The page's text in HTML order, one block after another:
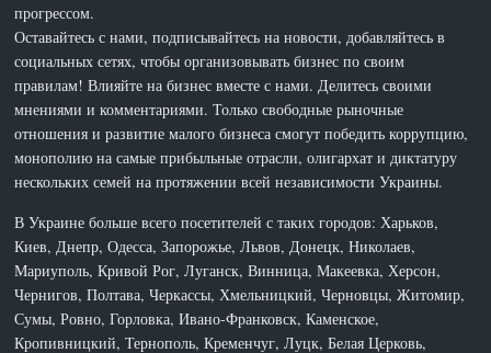
прогрессом.
Оставайтесь с нами, подписывайтесь на новости, добавляйтесь в
социальных сетях, чтобы организовывать бизнес по своим
правилам! Влияйте на бизнес вместе с нами. Делитесь своими
мнениями и комментариями. Только свободные рыночные
отношения и развитие малого бизнеса смогут победить коррупцию,
монополию на самые прибыльные отрасли, олигархат и диктатуру
нескольких семей на протяжении всей независимости Украины.
В Украине больше всего посетителей с таких городов: Харьков,
Киев, Днепр, Одесса, Запорожье, Львов, Донецк, Николаев,
Мариуполь, Кривой Рог, Луганск, Винница, Макеевка, Херсон,
Чернигов, Полтава, Черкассы, Хмельницкий, Черновцы, Житомир,
Сумы, Ровно, Горловка, Ивано-Франковск, Каменское,
Кропивницкий, Тернополь, Кременчуг, Луцк, Белая Церковь,